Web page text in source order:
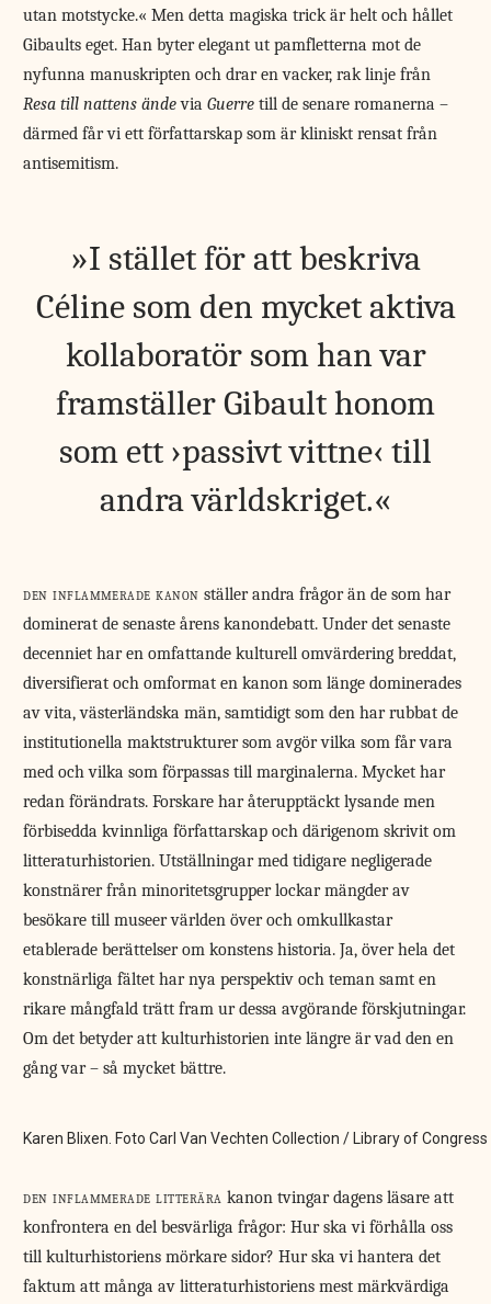
utan motstycke.« Men detta magiska trick är helt och hållet
Gibaults eget. Han byter elegant ut pamfletterna mot de
nyfunna manuskripten och drar en vacker, rak linje från
Resa till nattens ändeviaGuerre till de senare romanerna –
därmed får vi ett författarskap som är kliniskt rensat från
antisemitism.
I stället för att beskriva
Céline som den mycket aktiva
kollaboratör som han var
framställer Gibault honom
som ett ›passivt vittne‹ till
andra världskriget.
den inflammerade kanon ställer andra frågor än de som har
dominerat de senaste årens kanondebatt. Under det senaste
decenniet har en omfattande kulturell omvärdering breddat,
diversifierat och omformat en kanon som länge dominerades
av vita, västerländska män, samtidigt som den har rubbat de
institutionella maktstrukturer som avgör vilka som får vara
med och vilka som förpassas till marginalerna. Mycket har
redan förändrats. Forskare har återupptäckt lysande men
förbisedda kvinnliga författarskap och därigenom skrivit om
litteraturhistorien. Utställningar med tidigare negligerade
konstnärer från minoritetsgrupper lockar mängder av
besökare till museer världen över och omkullkastar
etablerade berättelser om konstens historia. Ja, över hela det
konstnärliga fältet har nya perspektiv och teman samt en
rikare mångfald trätt fram ur dessa avgörande ­förskjutningar.
Om det betyder att kulturhistorien inte längre är vad den en
gång var – så mycket bättre.
Karen Blixen. Foto Carl Van Vechten Collection / Library of Congress
den inflammerade litterära kanon tvingar dagens läsare att
konfrontera en del besvärliga frågor: Hur ska vi förhålla oss
till kulturhistoriens mörkare sidor? Hur ska vi hantera det
faktum att många av litteraturhistoriens mest märkvärdiga